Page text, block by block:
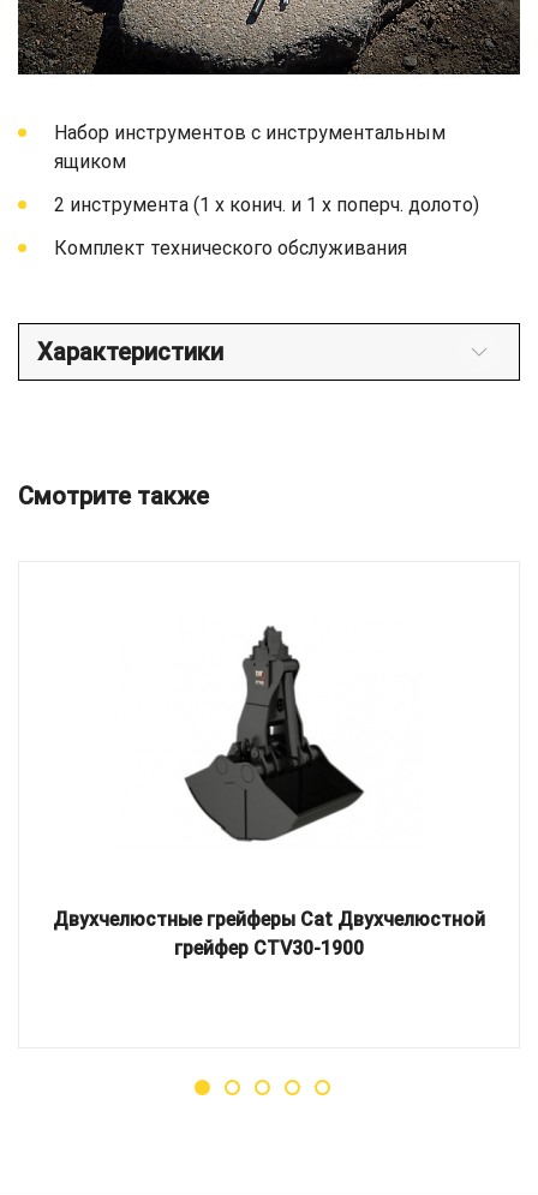
Набор инструментов с инструментальным
ящиком
2 инструмента (1 x конич. и 1 x поперч. долото)
Комплект технического обслуживания
Характеристики
Смотрите также
Двухчелюстные грейферы Cat Двухчелюстной
грейфер CTV30-1900